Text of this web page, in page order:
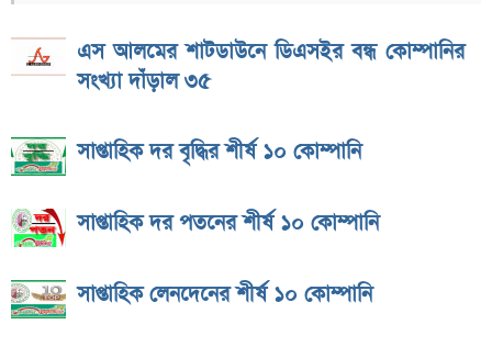
এস আলমের শাটডাউনে ডিএসইর বন্ধ কোম্পানির
সংখ্যা দাঁড়াল ৩৫
সাপ্তাহিক দর বৃদ্ধির শীর্ষ ১০ কোম্পানি
সাপ্তাহিক দর পতনের শীর্ষ ১০ কোম্পানি
সাপ্তাহিক লেনদেনের শীর্ষ ১০ কোম্পানি